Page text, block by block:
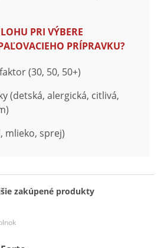
PRI VÝBERE
PRÍPRAVKU?
(30, 50, 50+)
(detská, alergická, citlivá,
mlieko, sprej)
zakúpené produkty